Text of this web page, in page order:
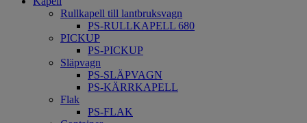
Rullkapell till lantbruksvagn
PS-RULLKAPELL 680
PICKUP
PS-PICKUP
Släpvagn
PS-SLÄPVAGN
PS-KÄRRKAPELL
Flak
PS-FLAK